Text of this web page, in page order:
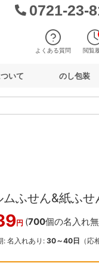
0721-23-
よくある質問 閲覧
いて のし包装
ふせん&紙ふせ
円 (700個の名入れ
: 名入れあり: 30～40日 （